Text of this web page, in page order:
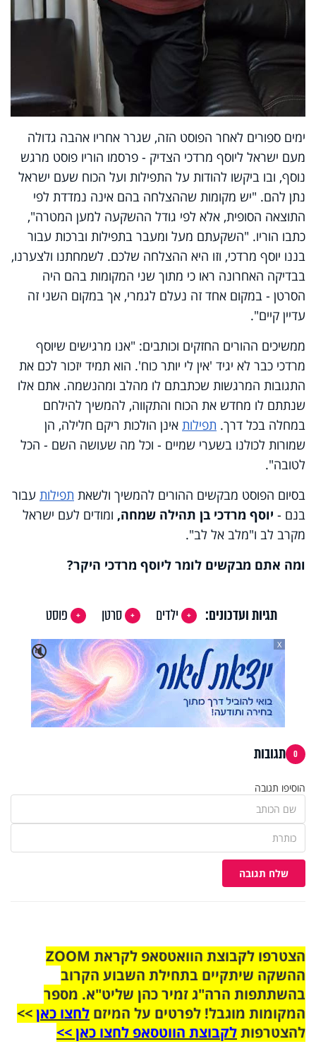
ימים ספורים לאחר הפוסט הזה, שגרר אחריו אהבה גדולה
מעם ישראל ליוסף מרדכי הצדיק - פרסמו הוריו פוסט מרגש
נוסף, ובו ביקשו להודות על התפילות ועל הכוח שעם ישראל
נתן להם. "יש מקומות שההצלחה בהם אינה נמדדת לפי
התוצאה הסופית, אלא לפי גודל ההשקעה למען המטרה",
כתבו הוריו. "השקעתם מעל ומעבר בתפילות וברכות עבור
בננו יוסף מרדכי, וזו היא ההצלחה שלכם. לשמחתנו ולצערנו,
בבדיקה האחרונה ראו כי מתוך שני המקומות בהם היה
הסרטן - במקום אחד זה נעלם לגמרי, אך במקום השני זה
עדיין קיים".
ממשיכים ההורים החזקים וכותבים: "אנו מרגישים שיוסף
מרדכי כבר לא יגיד 'אין לי יותר כוח'. הוא תמיד יזכור לכם את
התגובות המרגשות שכתבתם לו מהלב ומהנשמה. אתם אלו
שנתתם לו מחדש את הכוח והתקווה, להמשיך להילחם
במחלה בכל דרך. תפילות אינן הולכות ריקם חלילה, הן
שמורות לכולנו בשערי שמיים - וכל מה שעושה השם - הכל
לטובה".
בסיום הפוסט מבקשים ההורים להמשיך ולשאת תפילות עבור
בנם - יוסף מרדכי בן תהילה שמחה, ומודים לעם ישראל
מקרב לב ו"מלב אל לב".
ומה אתם מבקשים לומר ליוסף מרדכי היקר?
תגיות ועדכונים: ילדים סרטן
פוסט
🔇
X
0 תגובות
הוסיפו תגובה
שלח תגובה
הצטרפו לקבוצת הוואטסאפ לקראת ZOOM
ההשקה שיתקיים בתחילת השבוע הקרוב
בהשתתפות הרה"ג זמיר כהן שליט"א. מספר
המקומות מוגבל! לפרטים על המיזם לחצו כאן>>
להצטרפותלקבוצת הווטסאפ לחצו כאן >>